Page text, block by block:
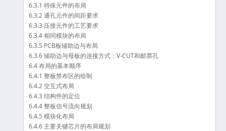
6.3.1 特殊元件的布局
6.3.2 通孔元件的间距要求
6.3.3 压接元件的工艺要求
6.3.4 相同模块的布局
6.3.5 PCB板辅助边与布局
6.3.6 辅助边与母板的连接方式：V-CUT和邮票孔
6.4 布局的基本顺序
6.4.1 整板禁布区的绘制
6.4.2 交互式布局
6.4.3 结构件的定位
6.4.4 整板信号流向规划
6.4.5 模块化布局
6.4.6 主要关键芯片的布局规划